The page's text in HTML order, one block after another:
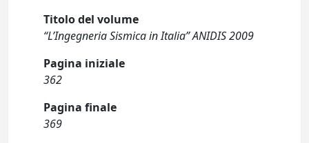
Titolo del volume
“L’Ingegneria Sismica in Italia” ANIDIS 2009
Pagina iniziale
362
Pagina finale
369